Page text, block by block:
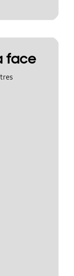
face